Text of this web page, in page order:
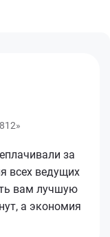
за
всех ведущих
вам лучшую
а экономия